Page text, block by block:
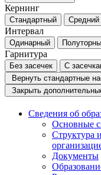
Кернинг
Стандартный Средний
Интервал
Одинарный
Гарнитура
Без засечек
С
Вернуть стандартные
Закрыть
Сведения об
Основные
Структура
Документы